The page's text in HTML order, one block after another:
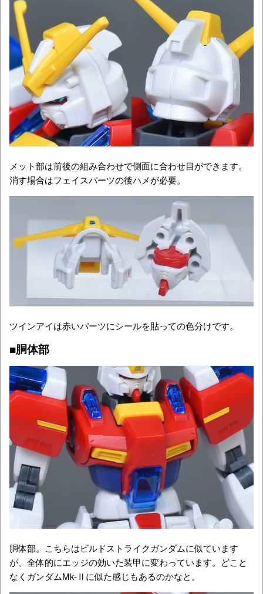
メット部は前後の組み合わせで側面に合わせ目ができます。
消す場合はフェイスパーツの後ハメが必要。
ツインアイは赤いパーツにシールを貼っての色分けです。
■胴体部
胴体部。こちらはビルドストライクガンダムに似ています
が、全体的にエッジの効いた装甲に変わっています。どこと
なくガンダムMk-Ⅱに似た感じもあるのかなと。